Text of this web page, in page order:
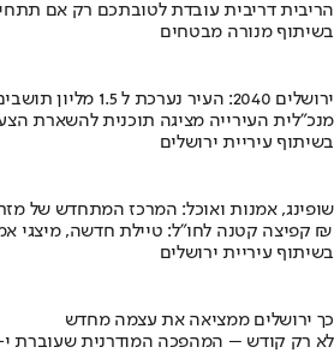
הריבית דריבית עובדת לטובתכם רק אם
בשיתוף מנורה מבטחים
ירושלים 2040: העיר נערכת ל 1.5 מליון תושבים
מנכ"לית העירייה מציגה תוכנית להשארת
בשיתוף עיריית ירושלים
שופינג, אמנות ואוכל: המרכז המתחדש של
קפיצה קטנה לחו"ל: טיילת חדשה, מיצגי אמנות, וכיכרות משופצות בהשקעה של 100 מיליון ₪
בשיתוף עיריית ירושלים
כך ירושלים ממציאה את עצמה מחדש
לא רק קודש – המהפכה המודרנית שעוברת